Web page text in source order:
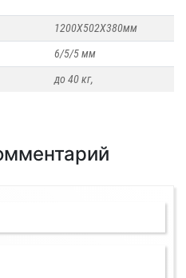
1200X502X380мм
6/5/5 мм
до 40 кг,